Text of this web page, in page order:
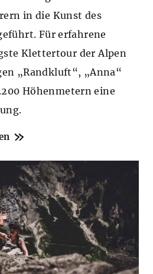
in die Kunst des
Für erfahrene
Klettertour der Alpen
„Randkluft“, „Anna“
Höhenmetern eine